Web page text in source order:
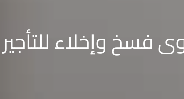
فسخ وإخلاء